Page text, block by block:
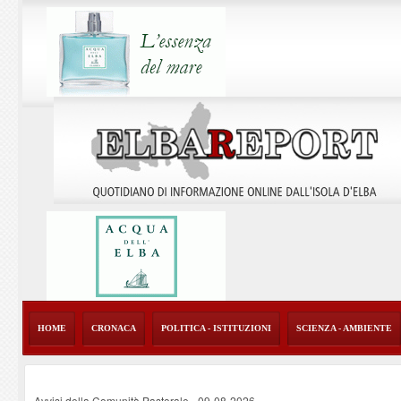
HOME CRONACA POLITICA - ISTITUZIONI SCIENZA - AMBIENTE